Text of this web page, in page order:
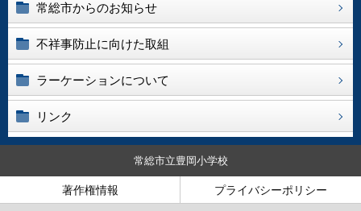
常総市からのお知らせ
不祥事防止に向けた取組
ラーケーションについて
リンク
常総市立豊岡小学校
著作権情報 プライバシーポリシー